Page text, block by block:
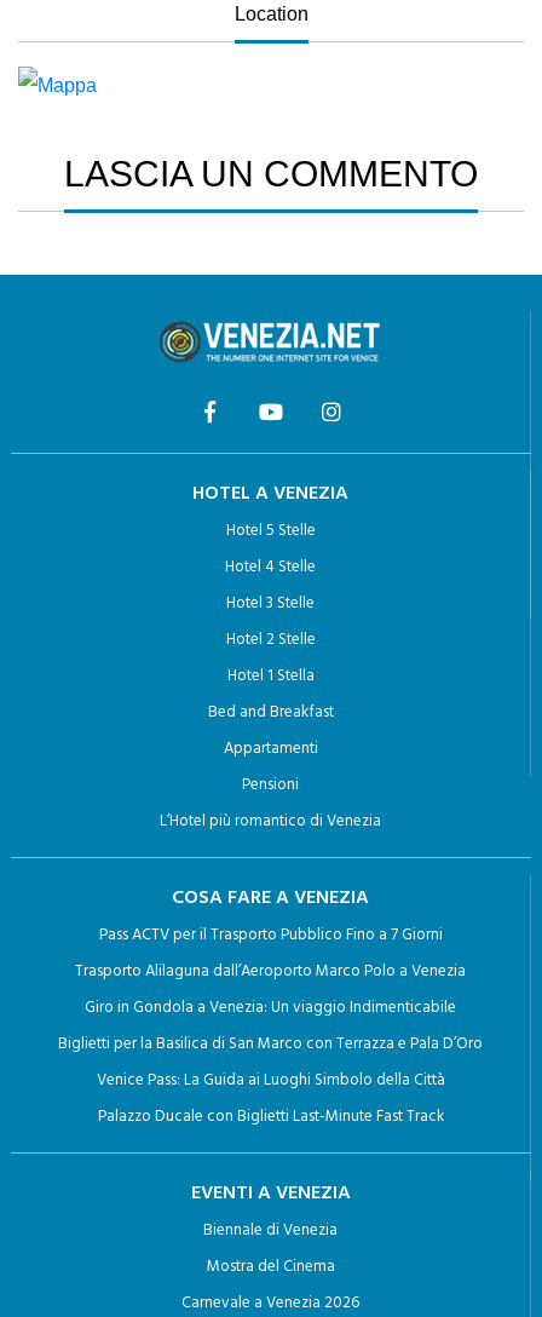
Location
LASCIA UN COMMENTO
HOTEL A VENEZIA
Hotel 5 Stelle
Hotel 4 Stelle
Hotel 3 Stelle
Hotel 2 Stelle
Hotel 1 Stella
Bed and Breakfast
Appartamenti
Pensioni
L’Hotel più romantico di Venezia
COSA FARE A VENEZIA
Pass ACTV per il Trasporto Pubblico Fino a 7 Giorni
Trasporto Alilaguna dall’Aeroporto Marco Polo a Venezia
Giro in Gondola a Venezia: Un viaggio Indimenticabile
Biglietti per la Basilica di San Marco con Terrazza e Pala D’Oro
Venice Pass: La Guida ai Luoghi Simbolo della Città
Palazzo Ducale con Biglietti Last-Minute Fast Track
EVENTI A VENEZIA
Biennale di Venezia
Mostra del Cinema
Carnevale a Venezia 2026